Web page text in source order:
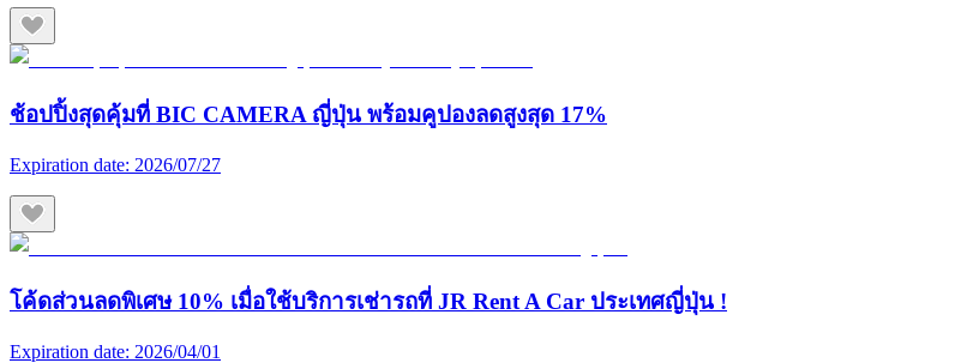
ช้อปปิ้งสุดคุ้มที่ BIC CAMERA ญี่ปุ่น พร้อมคูปองลดสูงสุด 17%
Expiration date: 2026/07/27
โค้ดส่วนลดพิเศษ 10% เมื่อใช้บริการเช่ารถที่ JR Rent A Car ประเทศญี่ปุ่น !
Expiration date: 2026/04/01